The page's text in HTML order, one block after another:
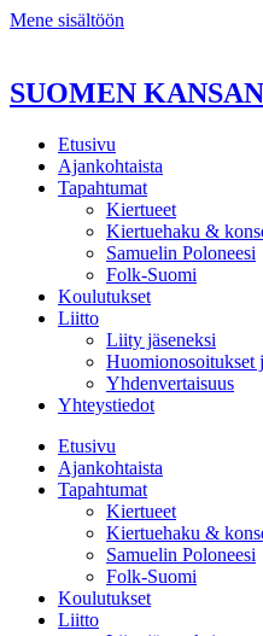
Mene sisältöön
SUOMEN
Etusivu
Ajankohtaista
Tapahtumat
Kiertueet
Kiertuehaku &
Samuelin Poloneesi
Folk-Suomi
Koulutukset
Liitto
Liity jäseneksi
Huomionosoitukset
Yhdenvertaisuus
Yhteystiedot
Etusivu
Ajankohtaista
Tapahtumat
Kiertueet
Kiertuehaku &
Samuelin Poloneesi
Folk-Suomi
Koulutukset
Liitto